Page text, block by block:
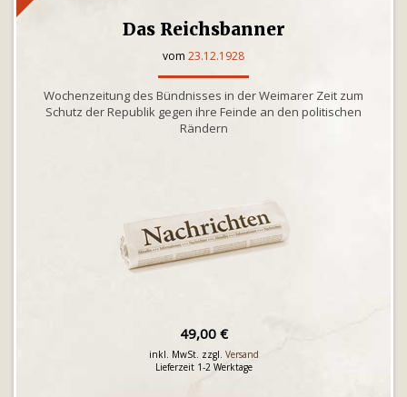
Das Reichsbanner
vom 23.12.1928
Wochenzeitung des Bündnisses in der Weimarer Zeit zum
Schutz der Republik gegen ihre Feinde an den politischen
Rändern
49,00 €
inkl. MwSt. zzgl. Versand
Lieferzeit 1-2 Werktage